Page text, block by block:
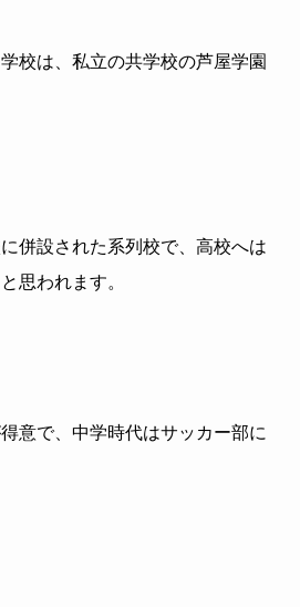
校は、私立の共学校の芦屋学園
併設された系列校で、高校へは
思われます。
意で、中学時代はサッカー部に